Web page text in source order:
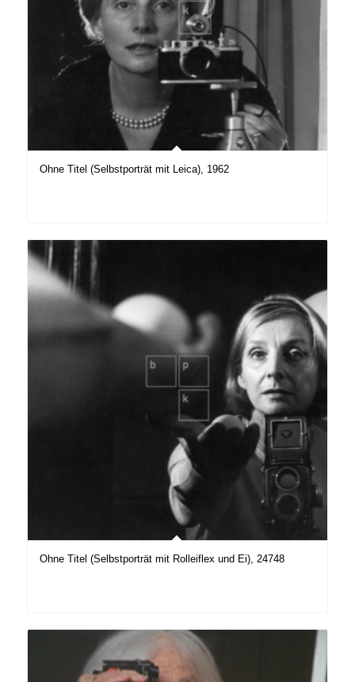
Ohne Titel (Selbstporträt mit Leica), 1962
Ohne Titel (Selbstporträt mit Rolleiflex und Ei), 24748